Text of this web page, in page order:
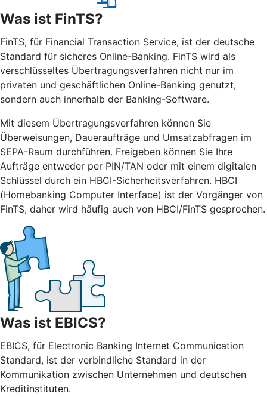
Was ist FinTS?
FinTS, für Financial Transaction Service, ist der deutsche
Standard für sicheres Online-Banking. FinTS wird als
verschlüsseltes Übertragungsverfahren nicht nur im
privaten und geschäftlichen Online-Banking genutzt,
sondern auch innerhalb der Banking-Software.
Mit diesem Übertragungsverfahren können Sie
Überweisungen, Daueraufträge und Umsatzabfragen im
SEPA-Raum durchführen. Freigeben können Sie Ihre
Aufträge entweder per PIN/TAN oder mit einem digitalen
Schlüssel durch ein HBCI-Sicherheitsverfahren. HBCI
(Homebanking Computer Interface) ist der Vorgänger von
FinTS, daher wird häufig auch von HBCI/FinTS gesprochen.
Was ist EBICS?
EBICS, für Electronic Banking Internet Communication
Standard, ist der verbindliche Standard in der
Kommunikation zwischen Unternehmen und deutschen
Kreditinstituten.